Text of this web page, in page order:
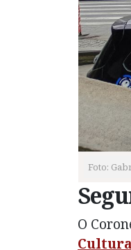
Foto:
O